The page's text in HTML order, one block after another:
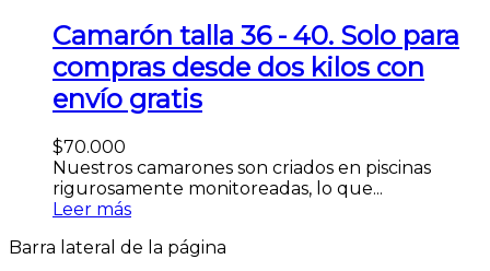
Camarón talla 36 - 40. Solo para
compras desde dos kilos con
envío gratis
$70.000
Nuestros camarones son criados en piscinas
rigurosamente monitoreadas, lo que...
Leer más
Barra lateral de la página